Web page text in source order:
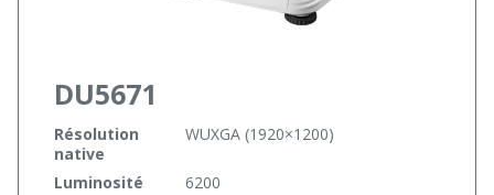
DU5671
Résolution
native
WUXGA (1920×1200)
Luminosité
6200